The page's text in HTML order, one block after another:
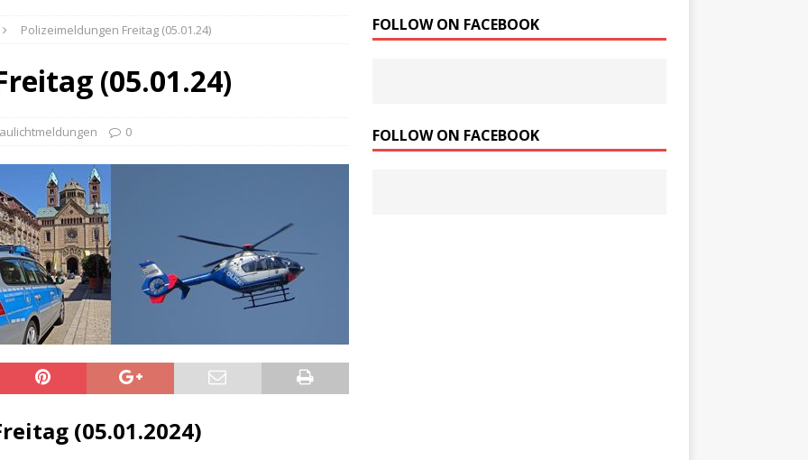
/ Vermisst
BLAULICHTMELDUNGEN
/ Vermisst
SPEYER AKTUELL
/ Vermisst
BLAULICHTMELDUNGEN
/ Vermisst
BLAULICHTMELDUNGEN
Warnmeldung der Polizei
/ Öffentlichkeitsfahndung
BLAULICHTMELDUNGEN
/ Vermisste Person
BLAULICHTMELDUNGEN
Polizei
BLAULICHTMELDUNGEN
BLAULICHTMELDUNGEN
– Militärischer Übungsplatz Dudenhofen / Speyer
UMWELT
Polizeimeldungen Freitag (05.01.24)
(05.01.24)
0
(05.01.2024)
FOLLOW ON FACEBOOK
FOLLOW ON FACEBOOK